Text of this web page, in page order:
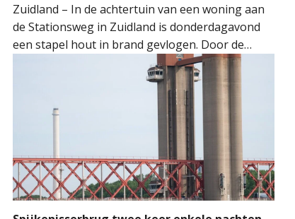
Zuidland – In de achtertuin van een woning aan
de Stationsweg in Zuidland is donderdagavond
een stapel hout in brand gevlogen. Door de
snelle inzet van de brandweer kon worden
voorkomen dat het vuur oversloeg naar de